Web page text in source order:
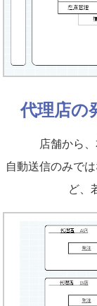
代理店の
店舗から
自動送信のみで
ど、